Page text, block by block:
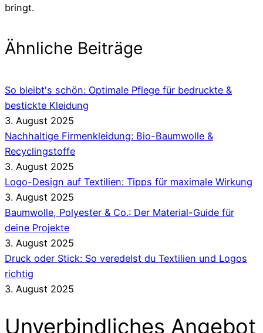
bringt.
Ähnliche Beiträge
So bleibt's schön: Optimale Pflege für bedruckte &
bestickte Kleidung
3. August 2025
Nachhaltige Firmenkleidung: Bio-Baumwolle &
Recyclingstoffe
3. August 2025
Logo-Design auf Textilien: Tipps für maximale Wirkung
3. August 2025
Baumwolle, Polyester & Co.: Der Material-Guide für
deine Projekte
3. August 2025
Druck oder Stick: So veredelst du Textilien und Logos
richtig
3. August 2025
Unverbindliches Angebot